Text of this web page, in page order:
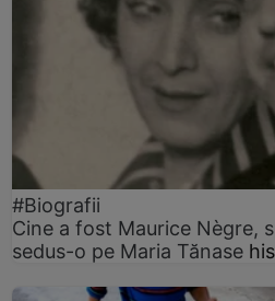
#Biografii
Cine a fost Maurice Nègre,
sedus-o pe Maria Tănase